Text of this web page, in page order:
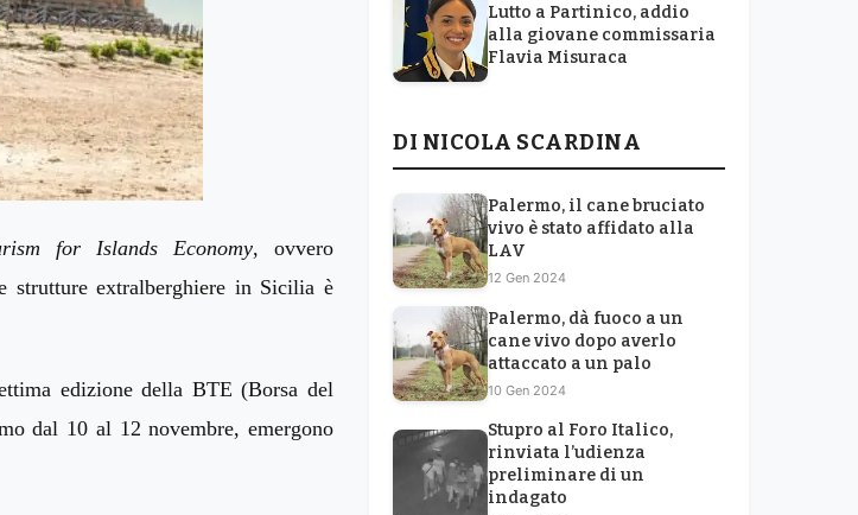
for Islands Economy, ovvero
strutture extralberghiere in Sicilia è
edizione della BTE (Borsa del
dal 10 al 12 novembre,emergono
Lutto a Partinico, addio
alla giovane commissaria
Flavia Misuraca
DI NICOLA SCARDINA
Palermo, il cane bruciato
vivo è stato affidato alla
LAV
12 Gen 2024
Palermo, dà fuoco a un
cane vivo dopo averlo
attaccato a un palo
10 Gen 2024
Stupro al Foro Italico,
rinviata l’udienza
preliminare di un
indagato